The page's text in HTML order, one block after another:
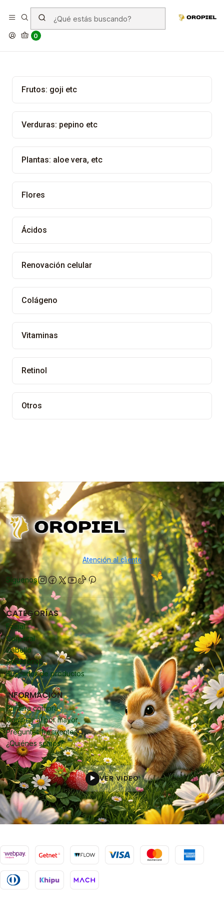
0
Ingredientes
Frutos: goji etc
Verduras: pepino etc
Plantas: aloe vera, etc
Flores
Ácidos
Renovación celular
Colágeno
Vitaminas
Retinol
Otros
Atención al cliente
Síguenos
CATEGORÍAS
Facial
Corporal
Cabello
Accesorios
Buscador de productos
INFORMACIÓN
Primera compra
Comprar al por mayor
Preguntas frecuentes
¿Quiénes somos?
▶ VER VIDEO